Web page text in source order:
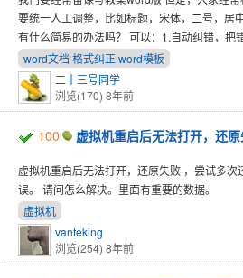
要统一人工调整，比如标题，宋体，二号，居
有什么简易的办法吗？ 可以：1.自动纠错，把
word文档 格式纠正 word模板
二十三号同学
浏览(170) 8年前
100 虚拟机重启后无法打开，还
虚拟机重启后无法打开，还原失败 ，尝试多
误。 请问怎么解决。里面有重要的数据。
虚拟机
vanteking
浏览(254) 8年前